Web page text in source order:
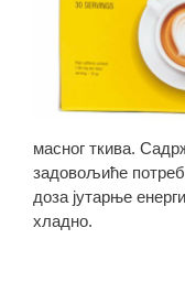
масног ткива.
задовољиће
доза јутарње
хладно.